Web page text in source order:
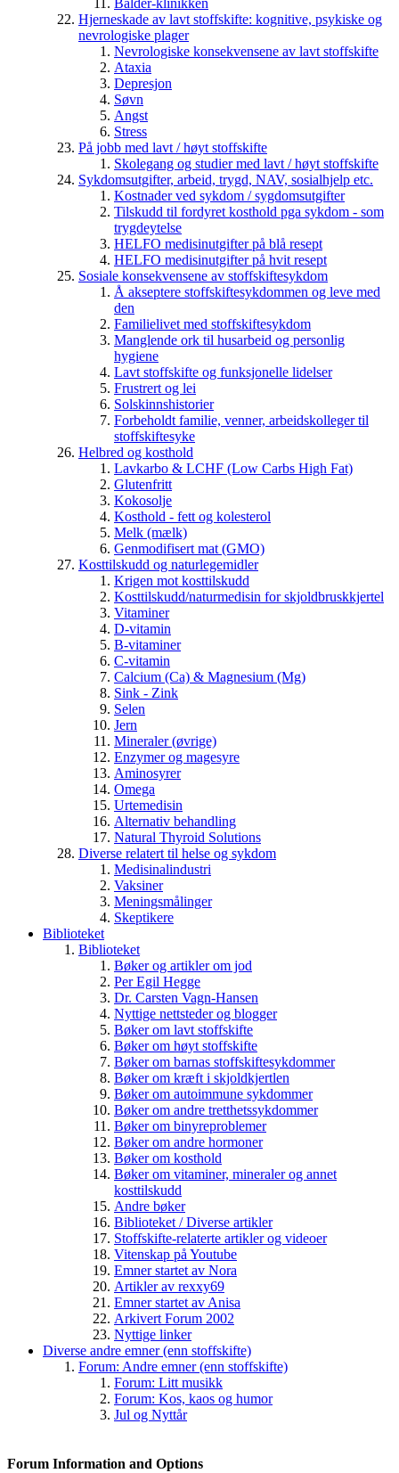
Balder-klinikken
Hjerneskade av lavt stoffskifte: kognitive, psykiske og
nevrologiske plager
Nevrologiske konsekvensene av lavt stoffskifte
Ataxia
Depresjon
Søvn
Angst
Stress
På jobb med lavt / høyt stoffskifte
Skolegang og studier med lavt / høyt stoffskifte
Sykdomsutgifter, arbeid, trygd, NAV, sosialhjelp etc.
Kostnader ved sykdom / sygdomsutgifter
Tilskudd til fordyret kosthold pga sykdom - som
trygdeytelse
HELFO medisinutgifter på blå resept
HELFO medisinutgifter på hvit resept
Sosiale konsekvensene av stoffskiftesykdom
Å akseptere stoffskiftesykdommen og leve med
den
Familielivet med stoffskiftesykdom
Manglende ork til husarbeid og personlig
hygiene
Lavt stoffskifte og funksjonelle lidelser
Frustrert og lei
Solskinnshistorier
Forbeholdt familie, venner, arbeidskolleger til
stoffskiftesyke
Helbred og kosthold
Lavkarbo & LCHF (Low Carbs High Fat)
Glutenfritt
Kokosolje
Kosthold - fett og kolesterol
Melk (mælk)
Genmodifisert mat (GMO)
Kosttilskudd og naturlegemidler
Krigen mot kosttilskudd
Kosttilskudd/naturmedisin for skjoldbruskkjertel
Vitaminer
D-vitamin
B-vitaminer
C-vitamin
Calcium (Ca) & Magnesium (Mg)
Sink - Zink
Selen
Jern
Mineraler (øvrige)
Enzymer og magesyre
Aminosyrer
Omega
Urtemedisin
Alternativ behandling
Natural Thyroid Solutions
Diverse relatert til helse og sykdom
Medisinalindustri
Vaksiner
Meningsmålinger
Skeptikere
Biblioteket
Biblioteket
Bøker og artikler om jod
Per Egil Hegge
Dr. Carsten Vagn-Hansen
Nyttige nettsteder og blogger
Bøker om lavt stoffskifte
Bøker om høyt stoffskifte
Bøker om barnas stoffskiftesykdommer
Bøker om kræft i skjoldkjertlen
Bøker om autoimmune sykdommer
Bøker om andre tretthetssykdommer
Bøker om binyreproblemer
Bøker om andre hormoner
Bøker om kosthold
Bøker om vitaminer, mineraler og annet
kosttilskudd
Andre bøker
Biblioteket / Diverse artikler
Stoffskifte-relaterte artikler og videoer
Vitenskap på Youtube
Emner startet av Nora
Artikler av rexxy69
Emner startet av Anisa
Arkivert Forum 2002
Nyttige linker
Diverse andre emner (enn stoffskifte)
Forum: Andre emner (enn stoffskifte)
Forum: Litt musikk
Forum: Kos, kaos og humor
Jul og Nyttår
Forum Information and Options